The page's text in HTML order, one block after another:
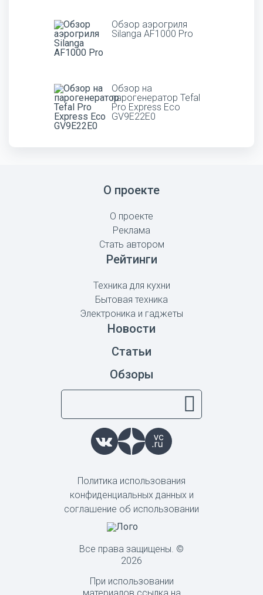
Обзор аэрогриля
Silanga AF1000 Pro
Обзор на
парогенератор Tefal
Pro Express Eco
GV9E22E0
Все права защищены. ©
2026
При использовании
О проекте
О проекте
Реклама
Стать автором
Рейтинги
Техника для кухни
Бытовая техника
Электроника и гаджеты
Новости
Статьи
Обзоры
Политика использования
конфиденциальных данных и
соглашение об использовании